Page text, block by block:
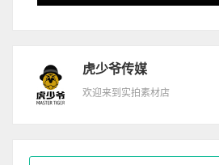
虎少爷传媒
欢迎来到实拍素材店